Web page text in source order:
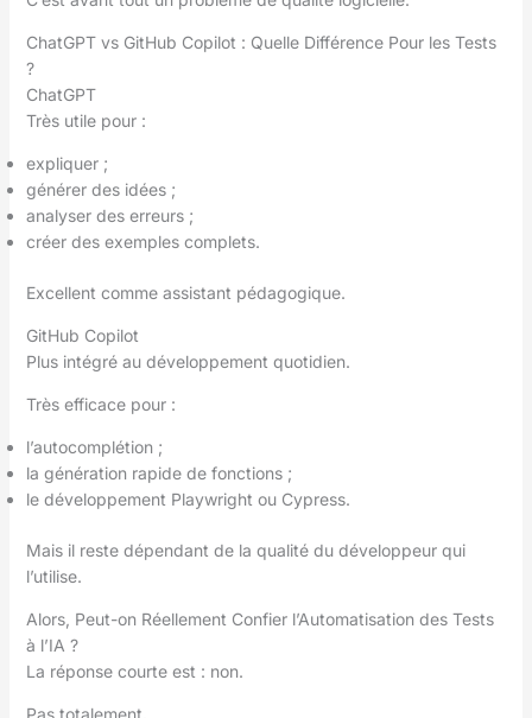
ChatGPT vs GitHub Copilot : Quelle Différence Pour les Tests
?
ChatGPT
Très utile pour :
expliquer ;
générer des idées ;
analyser des erreurs ;
créer des exemples complets.
Excellent comme assistant pédagogique.
GitHub Copilot
Plus intégré au développement quotidien.
Très efficace pour :
l’autocomplétion ;
la génération rapide de fonctions ;
le développement Playwright ou Cypress.
Mais il reste dépendant de la qualité du développeur qui
l’utilise.
Alors, Peut-on Réellement Confier l’Automatisation des Tests
à l’IA ?
La réponse courte est : non.
Pas totalement.